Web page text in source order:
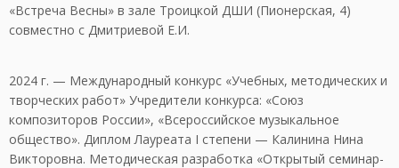
«Встреча Весны» в зале Троицкой ДШИ (Пионерская, 4)
совместно с Дмитриевой Е.И.
2024 г. — Международный конкурс «Учебных, методических и
творческих работ» Учредители конкурса: «Союз
композиторов России», «Всероссийское музыкальное
общество». Диплом Лауреата I степени — Калинина Нина
Викторовна. Методическая разработка «Открытый семинар-